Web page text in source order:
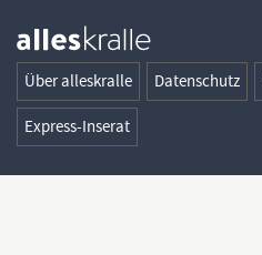
Über alleskralle Datenschutz
Express-Inserat